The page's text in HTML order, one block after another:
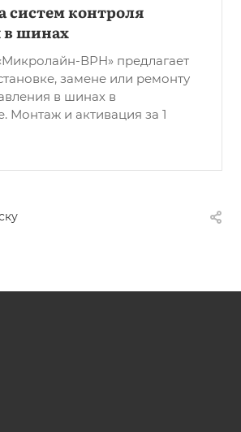
систем контроля
в шинах
ВРН» предлагает
замене или ремонту
в шинах в
Монтаж и активация за 1